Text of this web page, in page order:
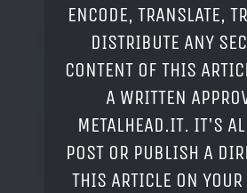
ENCODE, TRANSLATE,
DISTRIBUTE ANY
CONTENT OF THIS
A WRITTEN
METALHEAD.IT. IT'S
POST OR PUBLISH A
THIS ARTICLE ON